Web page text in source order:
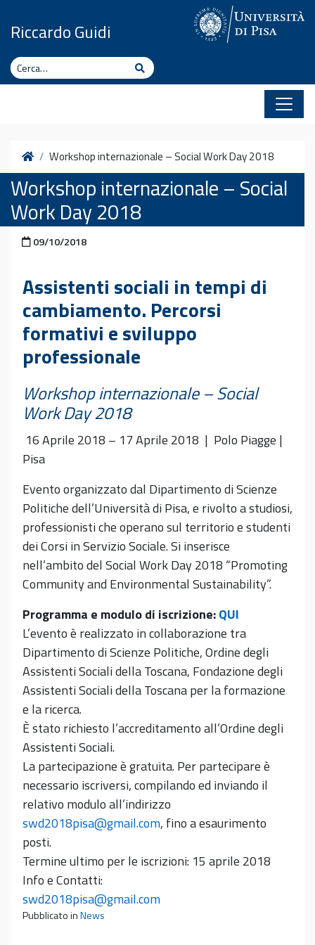
Riccardo Guidi
Cerca Cerca
HomeWorkshop internazionale – Social Work Day 2018
Workshop internazionale – Social
Work Day 2018
Pubblicato il
09/10/2018
Assistenti sociali in tempi di
cambiamento. Percorsi
formativi e sviluppo
professionale
Workshop internazionale – Social
Work Day 2018
16 Aprile 2018 – 17 Aprile 2018 | Polo Piagge |
Pisa
Evento organizzato dal Dipartimento di Scienze
Politiche dell’Università di Pisa, e rivolto a studiosi,
professionisti che operano sul territorio e studenti
dei Corsi in Servizio Sociale. Si inserisce
nell’ambito del Social Work Day 2018 “Promoting
Community and Environmental Sustainability”.
Programma e modulo di iscrizione:QUI
L’evento è realizzato in collaborazione tra
Dipartimento di Scienze Politiche, Ordine degli
Assistenti Sociali della Toscana, Fondazione degli
Assistenti Sociali della Toscana per la formazione
e la ricerca.
È stato richiesto l’accreditamento all’Ordine degli
Assistenti Sociali.
La partecipazione è gratuita. Per partecipare è
necessario iscriversi, compilando ed inviando il
relativo modulo all’indirizzo
swd2018pisa@gmail.com, fino a esaurimento
posti.
Termine ultimo per le iscrizioni: 15 aprile 2018
Info e Contatti:
swd2018pisa@gmail.com
Pubblicato inNews